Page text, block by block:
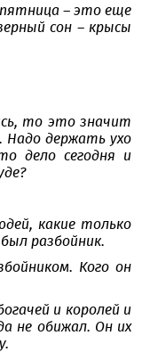
пятница – это еще
сон – крысы
то это значит
Надо держать ухо
дело сегодня и
какие только
разбойник.
Кого он
и королей и
не обижал. Он их